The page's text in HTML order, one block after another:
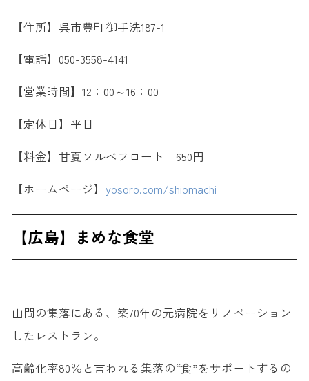
【住所】呉市豊町御手洗187-1
【電話】050-3558-4141
【営業時間】12：00～16：00
【定休日】平日
【料金】甘夏ソルベフロート 650円
【ホームページ】 yosoro.com/shiomachi
【広島】まめな食堂
山間の集落にある、築70年の元病院をリノベーション
したレストラン。
高齢化率80％と言われる集落の“食”をサポートするの